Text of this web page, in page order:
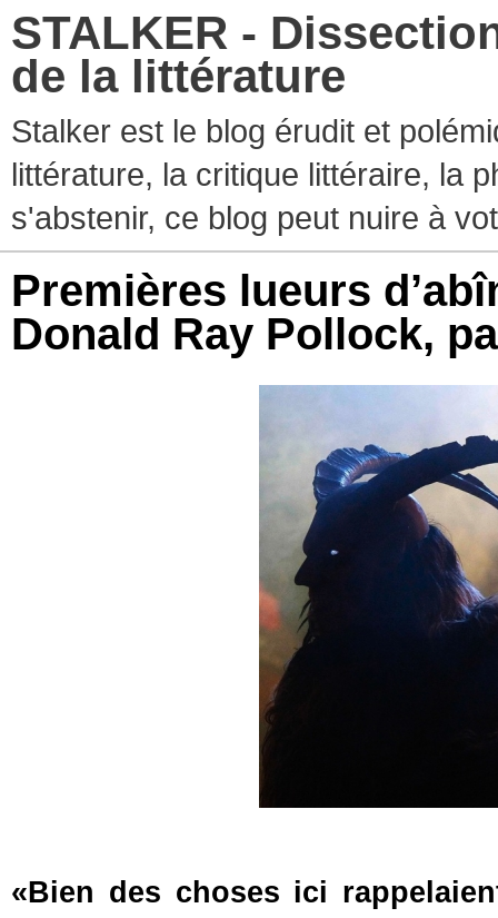
STALKER -
de la littérature
Stalker est le blog érudit et
littérature, la critique littéraire, la
s'abstenir, ce blog peut nuire à
Premières lueurs
Donald Ray Pollock,
«Bien des choses ici